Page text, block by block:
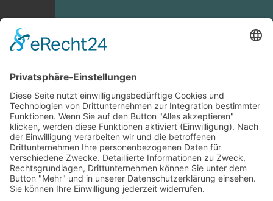
Anfahrt
Öffentliche Verkehrsmittel:
U3 Haltestelle Moosach
Quicklinks
Glasreparatur
Glasarbeiten Innenräume
Glaszuschnitt
Glasarbeiten Außenbereich